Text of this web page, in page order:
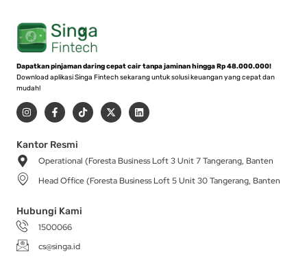
Dapatkan pinjaman daring cepat cair tanpa jaminan hingga Rp 48.000.000!
Download aplikasi Singa Fintech sekarang untuk solusi keuangan yang cepat dan
mudah!
I
n
s
a
g
r
a
m
F
a
c
b
o
-
T
i
k
X
-
t
t
r
L
i
n
i
Kantor Resmi
Operational (Foresta Business Loft 3 Unit 7 Tangerang, Banten
Head Office (Foresta Business Loft 5 Unit 30 Tangerang, Banten
Hubungi Kami
1500066
cs@singa.id